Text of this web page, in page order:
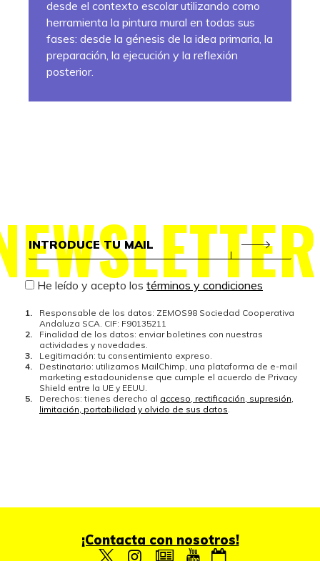
desde el contexto escolar utilizando como
herramienta la pintura mural en todas sus
fases: desde la génesis de la idea primaria, la
preparación, la ejecución y la reflexión
posterior.
He leído y acepto los términos y condiciones
Responsable de los datos: ZEMOS98 Sociedad Cooperativa
Andaluza SCA. CIF: F90135211
Finalidad de los datos: enviar boletines con nuestras
actividades y novedades.
Legitimación: tu consentimiento expreso.
Destinatario: utilizamos MailChimp, una plataforma de e-mail
marketing estadounidense que cumple el acuerdo de Privacy
Shield entre la UE y EEUU.
Derechos: tienes derecho al acceso, rectificación, supresión,
limitación, portabilidad y olvido de sus datos
¡Contacta con nosotros!